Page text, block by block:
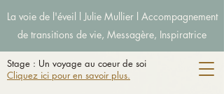
La voie de l'éveil l Julie Mullier l Accompagnement
de transitions de vie, Messagère, Inspiratrice
Stage : Un voyage au coeur de soi
Cliquez ici pour en savoir plus.